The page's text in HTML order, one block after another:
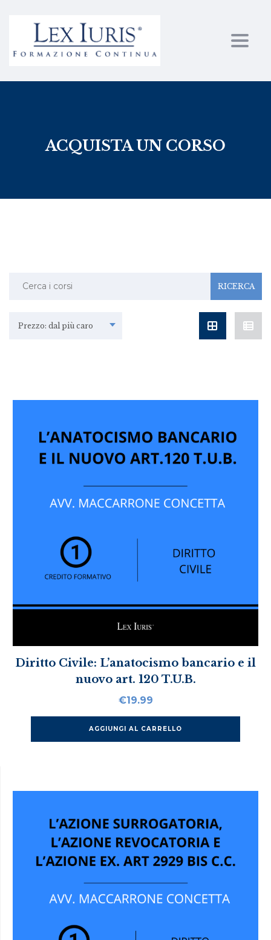
ACQUISTA UN CORSO
Prezzo: dal più caro
Diritto Civile: L’anatocismo bancario e il
nuovo art. 120 T.U.B.
€19.99
AGGIUNGI AL CARRELLO